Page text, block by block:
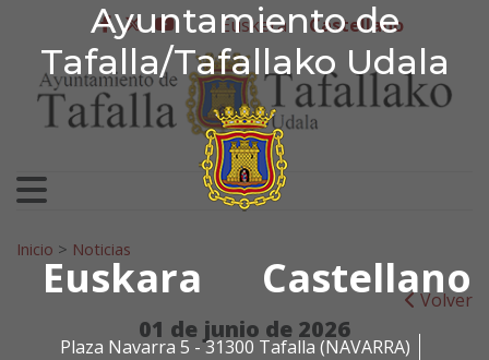
Ayuntamiento de
Tafalla/Tafallako Udala
Euskara Castellano
Plaza Navarra 5 - 31300 Tafalla (NAVARRA)
Ir al contenido
Ayuntamiento de
facebook
twitter
youtube
Euskera Castellano
Search for:
Inicio > Noticias
Volver
01 de junio de 2026